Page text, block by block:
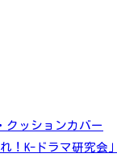
クッションカバー
！K-ドラマ研究会